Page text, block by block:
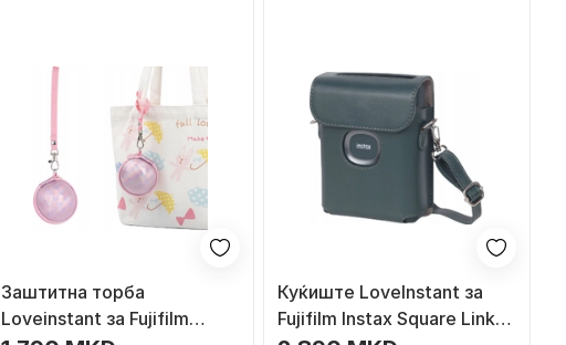
Заштитна торба
Loveinstant за Fujifilm
Куќиште LoveInstant за
Fujifilm Instax Square Link,